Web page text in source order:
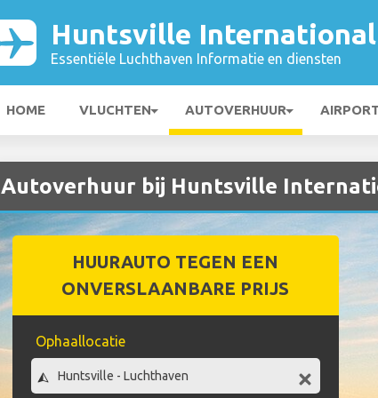
Huntsville
Essentiële Luchthaven Informatie en diensten
HOME VLUCHTEN AUTOVERHUUR
Autoverhuur bij Huntsville
HUURAUTO TEGEN EEN
ONVERSLAANBARE PRIJS
Ophaallocatie